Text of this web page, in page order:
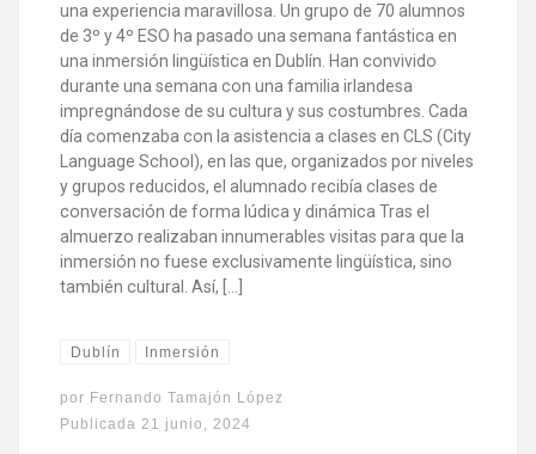
una experiencia maravillosa. Un grupo de 70 alumnos
de 3º y 4º ESO ha pasado una semana fantástica en
una inmersión lingüística en Dublín. Han convivido
durante una semana con una familia irlandesa
impregnándose de su cultura y sus costumbres. Cada
día comenzaba con la asistencia a clases en CLS (City
Language School), en las que, organizados por niveles
y grupos reducidos, el alumnado recibía clases de
conversación de forma lúdica y dinámica Tras el
almuerzo realizaban innumerables visitas para que la
inmersión no fuese exclusivamente lingüística, sino
también cultural. Así, […]
Dublín Inmersión
por Fernando Tamajón López
Publicada 21 junio, 2024